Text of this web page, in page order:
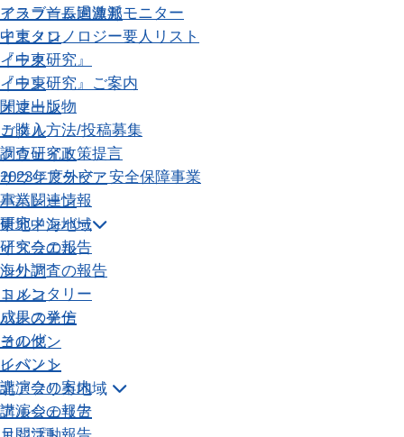
イスラーム過激派モニター
中東クロノロジー要人リスト
『中東研究』
『中東研究』ご案内
関連出版物
ご購入方法/投稿募集
調査研究政策提言
2023年度外交・安全保障事業
事業関連情報
研究メンバー
研究会の報告
海外調査の報告
コメンタリー
成果の発信
その他
イベント
講演会の案内
講演会の報告
アラブ首長国連邦
イエメン
イラク
イラン
オマーン
カタル
クウェイト
サウジアラビア
バハレーン
東地中海地域
イスラエル
シリア
トルコ
パレスチナ
ヨルダン
レバノン
北アフリカ地域
アルジェリア